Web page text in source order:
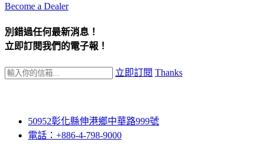
Become a Dealer
別錯過任何最新消息！
立即訂閱我們的電子報！
立即訂閱 Thanks
50952彰化縣伸港鄉中華路999號
電話：+886-4-798-9000